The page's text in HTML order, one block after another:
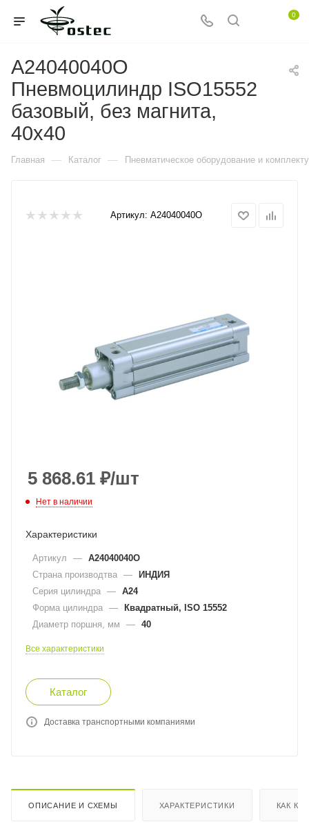
0
A24040040O
Пневмоцилиндр ISO15552
базовый, без магнита,
40x40
Главная — Каталог — Пневматическое оборудование и
Артикул: A24040040O
5 868.61 ₽/шт
Нет в наличии
Характеристики
Артикул — A24040040O
Страна производтва — ИНДИЯ
Серия цилиндра — A24
Форма цилиндра — Квадратный, ISO 15552
Диаметр поршня, мм
— 40
Все характеристики
Каталог
Доставка транспортными компаниями
ОПИСАНИЕ И СХЕМЫ ХАРАКТЕРИСТИКИ КАК